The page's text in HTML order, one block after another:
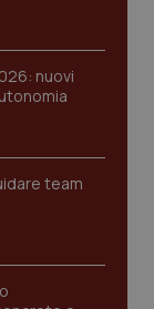
nuovi
team